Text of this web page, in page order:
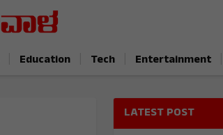
Education Tech Entertainment
LATEST POST